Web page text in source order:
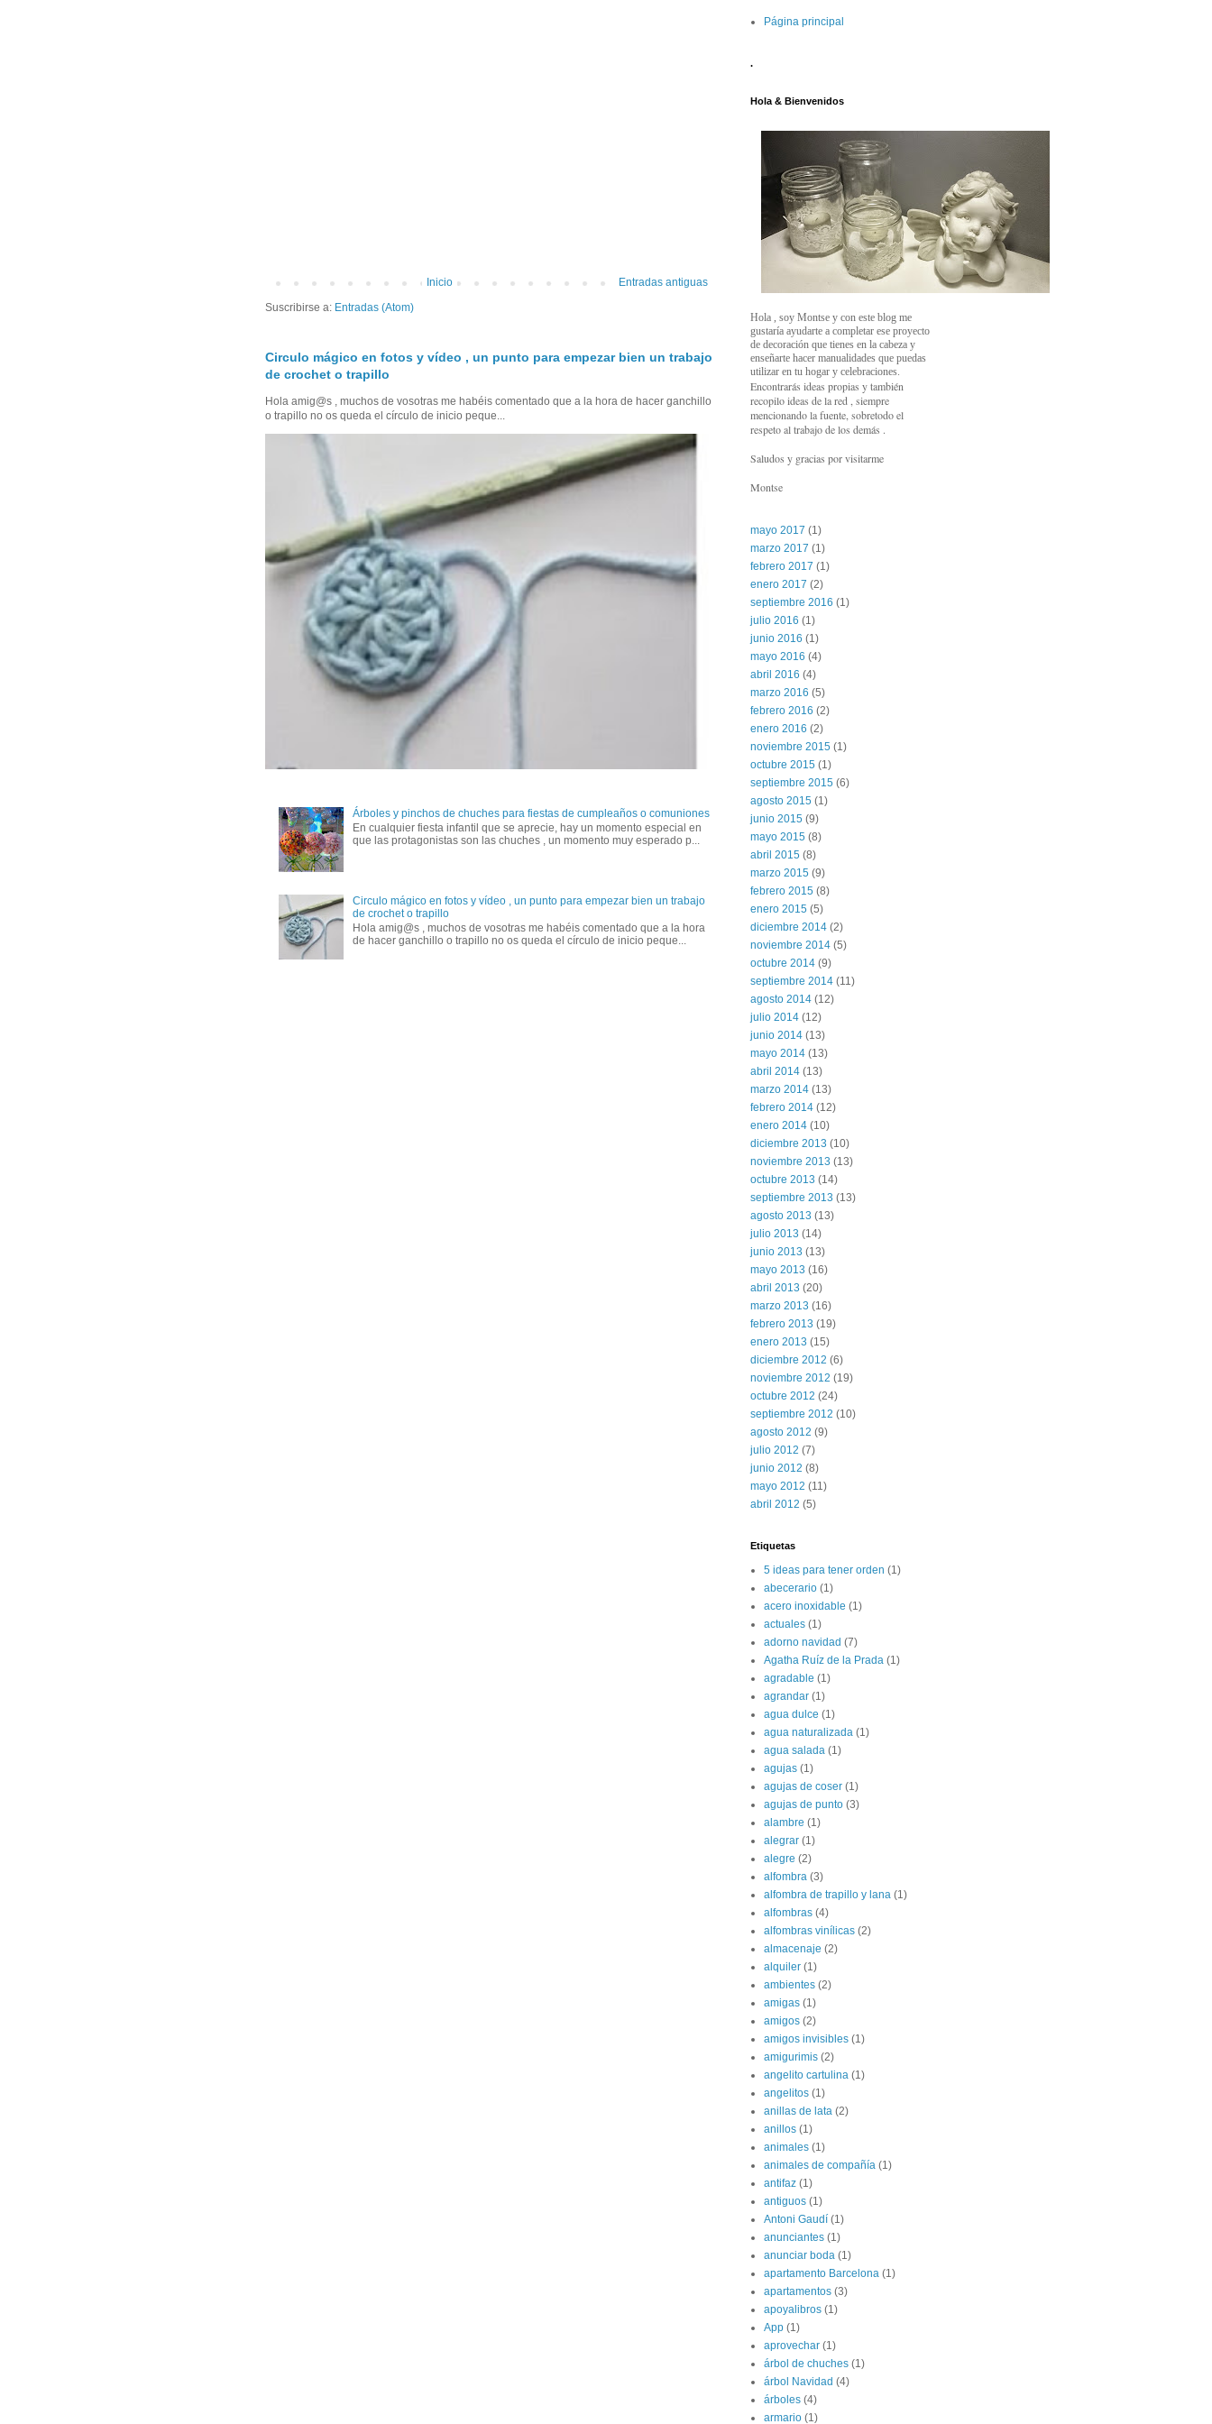
Entradas antiguas
Inicio
Suscribirse a: Entradas (Atom)
Circulo mágico en fotos y vídeo , un punto para empezar bien un trabajo
de crochet o trapillo
Hola amig@s , muchos de vosotras me habéis comentado que a la hora de hacer ganchillo
o trapillo no os queda el círculo de inicio peque...
Árboles y pinchos de chuches para fiestas de cumpleaños o comuniones
En cualquier fiesta infantil que se aprecie, hay un momento especial en
que las protagonistas son las chuches , un momento muy esperado p...
Circulo mágico en fotos y vídeo , un punto para empezar bien un trabajo
de crochet o trapillo
Hola amig@s , muchos de vosotras me habéis comentado que a la hora
de hacer ganchillo o trapillo no os queda el círculo de inicio peque...
Página principal
.
Hola & Bienvenidos
Hola , soy Montse y con este blog me
gustaría ayudarte a completar ese proyecto
de decoración que tienes en la cabeza y
enseñarte hacer manualidades que puedas
utilizar en tu hogar y celebraciones.
Encontrarás ideas propias y también
recopilo ideas de la red , siempre
mencionando la fuente, sobretodo el
respeto al trabajo de los demás .
Saludos y gracias por visitarme
Montse
mayo 2017 (1)
marzo 2017 (1)
febrero 2017 (1)
enero 2017 (2)
septiembre 2016 (1)
julio 2016 (1)
junio 2016 (1)
mayo 2016 (4)
abril 2016 (4)
marzo 2016 (5)
febrero 2016 (2)
enero 2016 (2)
noviembre 2015 (1)
octubre 2015 (1)
septiembre 2015 (6)
agosto 2015 (1)
junio 2015 (9)
mayo 2015 (8)
abril 2015 (8)
marzo 2015 (9)
febrero 2015 (8)
enero 2015 (5)
diciembre 2014 (2)
noviembre 2014 (5)
octubre 2014 (9)
septiembre 2014 (11)
agosto 2014 (12)
julio 2014 (12)
junio 2014 (13)
mayo 2014 (13)
abril 2014 (13)
marzo 2014 (13)
febrero 2014 (12)
enero 2014 (10)
diciembre 2013 (10)
noviembre 2013 (13)
octubre 2013 (14)
septiembre 2013 (13)
agosto 2013 (13)
julio 2013 (14)
junio 2013 (13)
mayo 2013 (16)
abril 2013 (20)
marzo 2013 (16)
febrero 2013 (19)
enero 2013 (15)
diciembre 2012 (6)
noviembre 2012 (19)
octubre 2012 (24)
septiembre 2012 (10)
agosto 2012 (9)
julio 2012 (7)
junio 2012 (8)
mayo 2012 (11)
abril 2012 (5)
Etiquetas
5 ideas para tener orden (1)
abecerario (1)
acero inoxidable (1)
actuales (1)
adorno navidad (7)
Agatha Ruíz de la Prada (1)
agradable (1)
agrandar (1)
agua dulce (1)
agua naturalizada (1)
agua salada (1)
agujas (1)
agujas de coser (1)
agujas de punto (3)
alambre (1)
alegrar (1)
alegre (2)
alfombra (3)
alfombra de trapillo y lana (1)
alfombras (4)
alfombras vinílicas (2)
almacenaje (2)
alquiler (1)
ambientes (2)
amigas (1)
amigos (2)
amigos invisibles (1)
amigurimis (2)
angelito cartulina (1)
angelitos (1)
anillas de lata (2)
anillos (1)
animales (1)
animales de compañía (1)
antifaz (1)
antiguos (1)
Antoni Gaudí (1)
anunciantes (1)
anunciar boda (1)
apartamento Barcelona (1)
apartamentos (3)
apoyalibros (1)
App (1)
aprovechar (1)
árbol de chuches (1)
árbol Navidad (4)
árboles (4)
armario (1)